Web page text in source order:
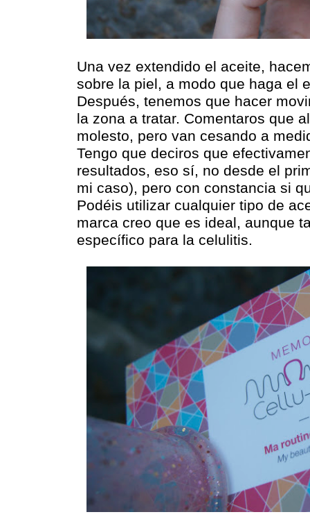
Una vez extendido el aceite,
sobre la piel, a modo que haga el
Después, tenemos que hacer
la zona a tratar. Comentaros que
molesto, pero van cesando a
Tengo que deciros que
resultados, eso sí, no desde el
mi caso), pero con constancia si
Podéis utilizar cualquier tipo de
marca creo que es ideal, aunque
específico para la celulitis.